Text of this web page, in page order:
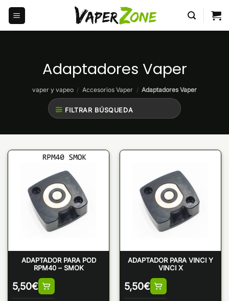
Saltar
contenido
Adaptadores Vaper
vaper y vapeo / Accesorios Vaper / Adaptadores Vaper
FILTRAR BÚSQUEDA
ADAPTADOR PARA POD
RPM40 – SMOK
5,50€
ADAPTADOR PARA VINCI Y
VINCI X
5,50€